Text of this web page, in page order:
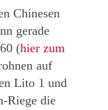
Chinesen
gerade
(hier zum
auf
Lito 1 und
Riege die